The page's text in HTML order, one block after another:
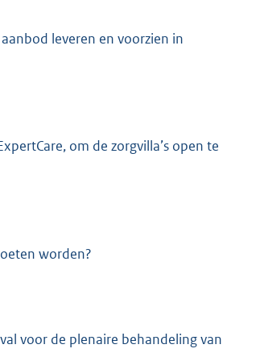
leveren en voorzien in
om de zorgvilla’s open te
worden?
voor de plenaire behandeling van